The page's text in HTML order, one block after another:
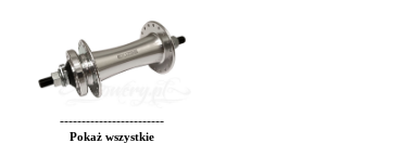
------------------------
Pokaż wszystkie